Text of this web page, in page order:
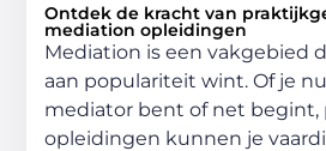
Ontdek de kracht van
mediation opleidingen
Mediation is een vakgebied
aan populariteit wint. Of je
mediator bent of net begint,
opleidingen kunnen je